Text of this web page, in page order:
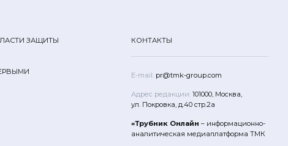
ЗАЩИТЫ
КОНТАКТЫ
E-mail: pr@tmk-group.com
Адрес редакции: 101000, Москва,
ул. Покровка, д.40 стр.2а
«Трубник Онлайн – информационно-
аналитическая медиаплатформа ТМК